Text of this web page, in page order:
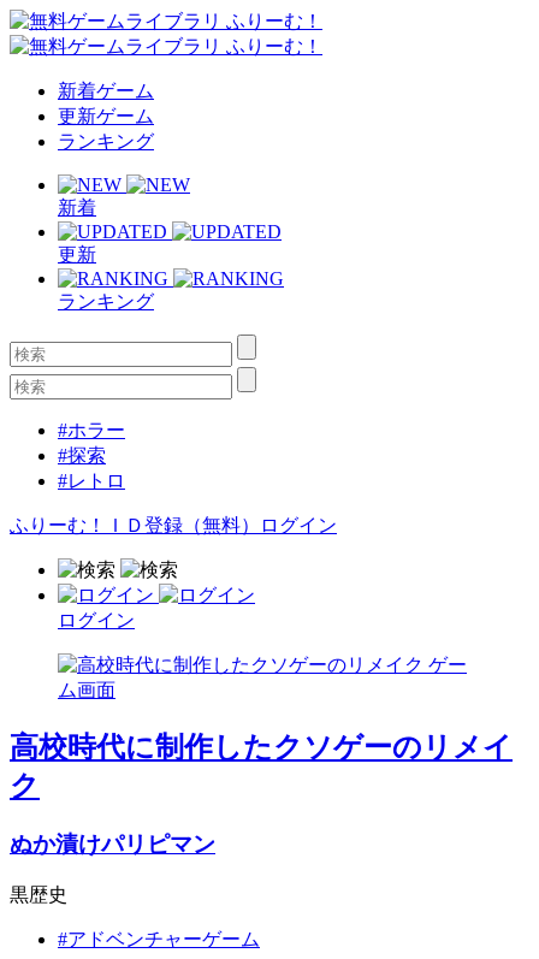
新着ゲーム
更新ゲーム
ランキング
新着
更新
ランキング
#ホラー
#探索
#レトロ
ふりーむ！ＩＤ登録（無料） ログイン
ログイン
高校時代に制作したクソゲーのリメイ
ク
ぬか漬けパリピマン
黒歴史
#アドベンチャーゲーム